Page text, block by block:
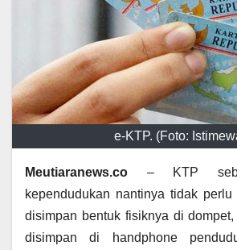
e-KTP. (Foto:
Meutiaranews.co – KTP
kependudukan nantinya tidak
disimpan bentuk fisiknya di
disimpan di handphone